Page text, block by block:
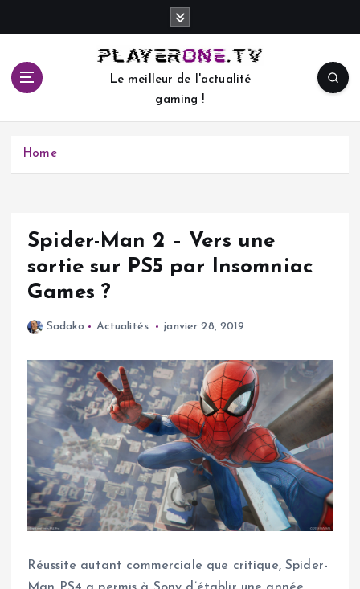
c
Le meilleur de l'actualité
gaming !
Home
Spider-Man 2 – Vers une
sortie sur PS5 par Insomniac
Games ?
Sadako Actualités janvier 28, 2019
Réussite autant commerciale que critique, Spider-